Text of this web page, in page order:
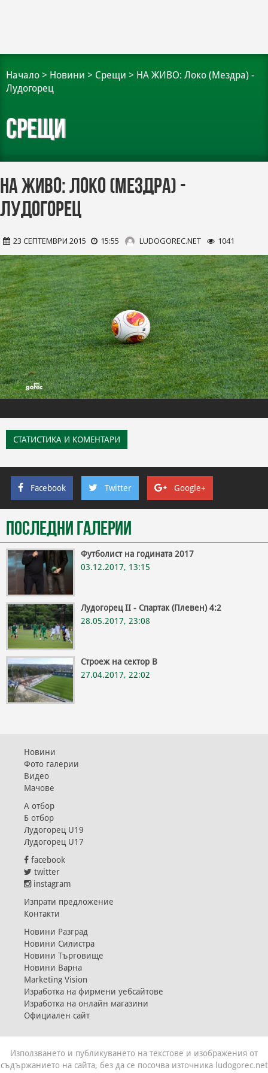
Начало > Новини > Срещи > НА ЖИВО: Локо (Мездра) -
Лудогорец
Срещи
НА ЖИВО: Локо (Мездра) -
Лудогорец
23 СЕПТЕМВРИ 2015 15:55 LUDOGOREC.NET 1041
СТАТИСТИКА И КОМЕНТАРИ
Facebook Twitter Google+
Последни галерии
Футболист на годината 2017
03.12.2017, 13:15
Лудогорец II - Спартак (Плевен) 4:2
28.05.2017, 23:08
Строеж на сектор В
27.04.2017, 22:02
Новини
Фото галерии
Видео
Мачове
А отбор
Б отбор
Лудогорец U19
Лудогорец U17
facebook
twitter
instagram
Изпрати предложение
Контакти
Новини Разград
Новини Силистра
Новини Търговище
Новини Варна
Marketing Vision
Изработка на фирмени уебсайтове
Изработка на онлайн магазини
Официален сайт
Използването и публикуването на текстове и изображения от
съдържанието на сайта, без да се посочва източника ludogorec.net